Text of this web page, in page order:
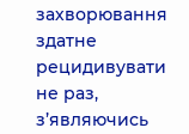
захворювання
здатне
рецидивувати
не раз,
з’являючись